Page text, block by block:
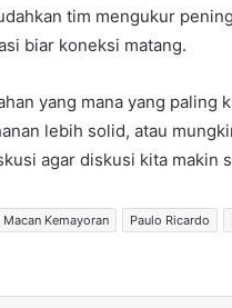
tim mengukur
biar koneksi matang.
yang mana yang paling
lebih solid, atau
agar diskusi kita makin
Macan Kemayoran Paulo Ricardo